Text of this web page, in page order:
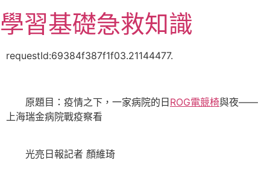
至
主
學習基礎急救知識
requestId:69384f387f1f03.21144477.
原題目：疫情之下，一家病院的日ROG電競椅與夜——
上海瑞金病院戰疫察看
光亮日報記者 顏維琦